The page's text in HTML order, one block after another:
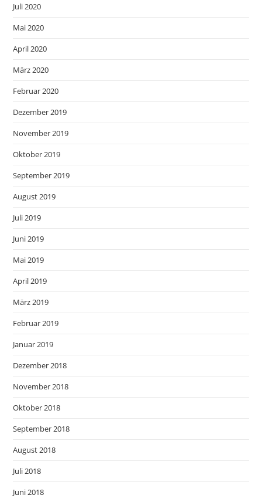
Juli 2020
Mai 2020
April 2020
März 2020
Februar 2020
Dezember 2019
November 2019
Oktober 2019
September 2019
August 2019
Juli 2019
Juni 2019
Mai 2019
April 2019
März 2019
Februar 2019
Januar 2019
Dezember 2018
November 2018
Oktober 2018
September 2018
August 2018
Juli 2018
Juni 2018